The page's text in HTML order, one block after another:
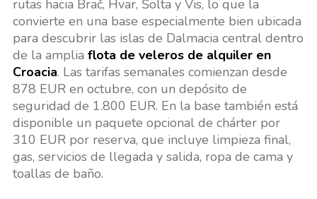
rutas hacia Brač, Hvar, Šolta y Vis, lo que la
convierte en una base especialmente bien ubicada
para descubrir las islas de Dalmacia central dentro
de la amplia flota de veleros de alquiler en
Croacia. Las tarifas semanales comienzan desde
878 EUR en octubre, con un depósito de
seguridad de 1.800 EUR. En la base también está
disponible un paquete opcional de chárter por
310 EUR por reserva, que incluye limpieza final,
gas, servicios de llegada y salida, ropa de cama y
toallas de baño.